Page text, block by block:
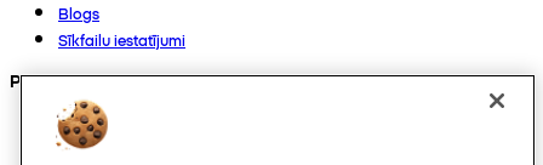
Blogs
Sīkfailu iestatījumi
Preces
Kolekcijas
Zīdaiņiem